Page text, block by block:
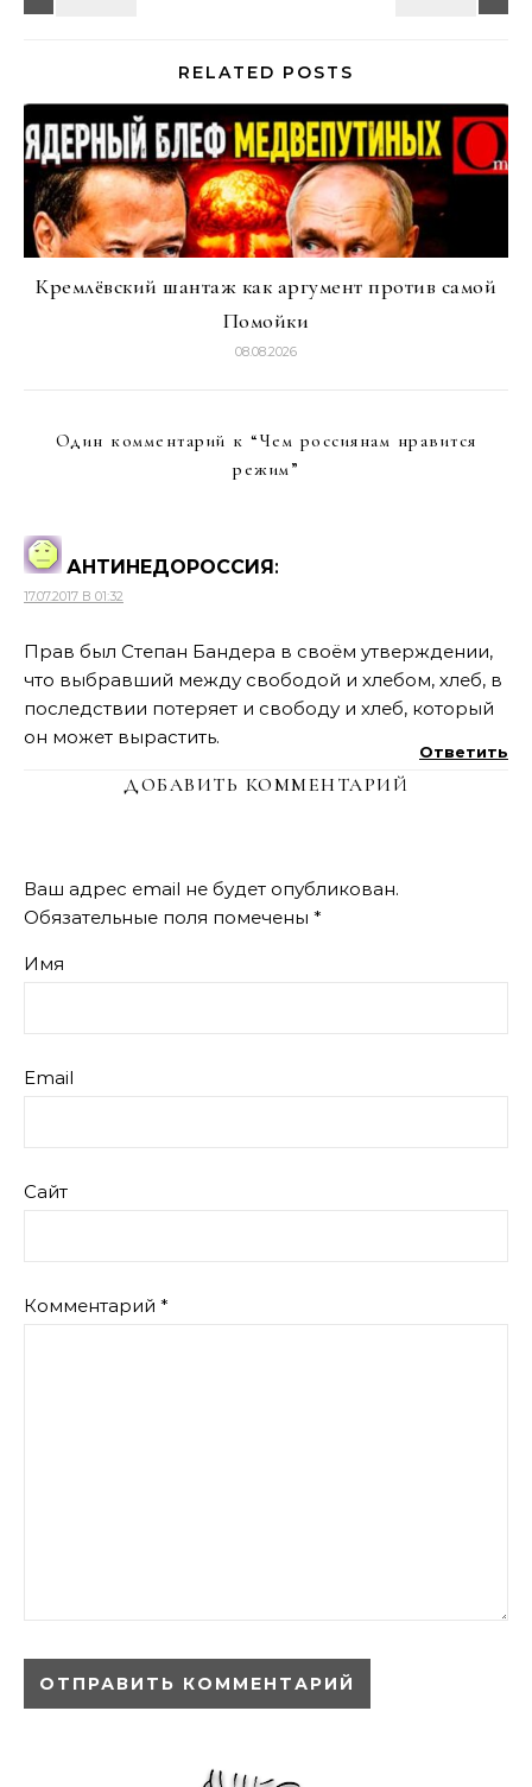
RELATED POSTS
Кремлёвский шантаж как аргумент против самой
Помойки
08.08.2026
Один комментарий к “Чем россиянам нравится
режим”
АНТИНЕДОРОССИЯ:
17.07.2017 В 01:32
Прав был Степан Бандера в своём утверждении,
что выбравший между свободой и хлебом, хлеб, в
последствии потеряет и свободу и хлеб, который
он может вырастить.
Ответить
ДОБАВИТЬ КОММЕНТАРИЙ
Ваш адрес email не будет опубликован.
Обязательные поля помечены *
Имя
Email
Сайт
Комментарий *